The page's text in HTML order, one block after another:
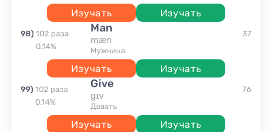
Изучать Изучать
98) 102 раза
0.14%
man
mæn
мужчина
Изучать Изучать
37
99) 102 раза
0.14%
give
gɪv
давать
Изучать Изучать
76